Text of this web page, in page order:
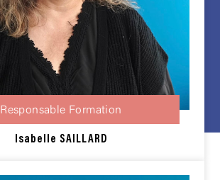
Responsable Formation
Isabelle SAILLARD